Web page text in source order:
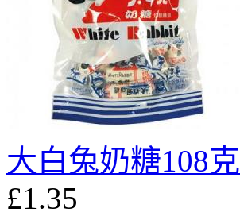
大白兔奶糖108克
£1.35